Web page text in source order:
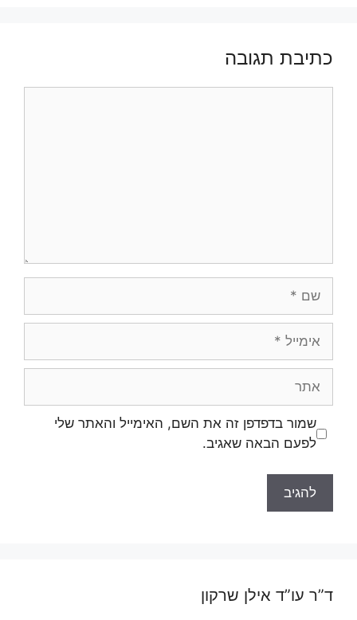
כתיבת תגובה
שמור בדפדפן זה את השם, האימייל והאתר שלי
לפעם הבאה שאגיב.
ד”ר עו”ד אילן שרקון